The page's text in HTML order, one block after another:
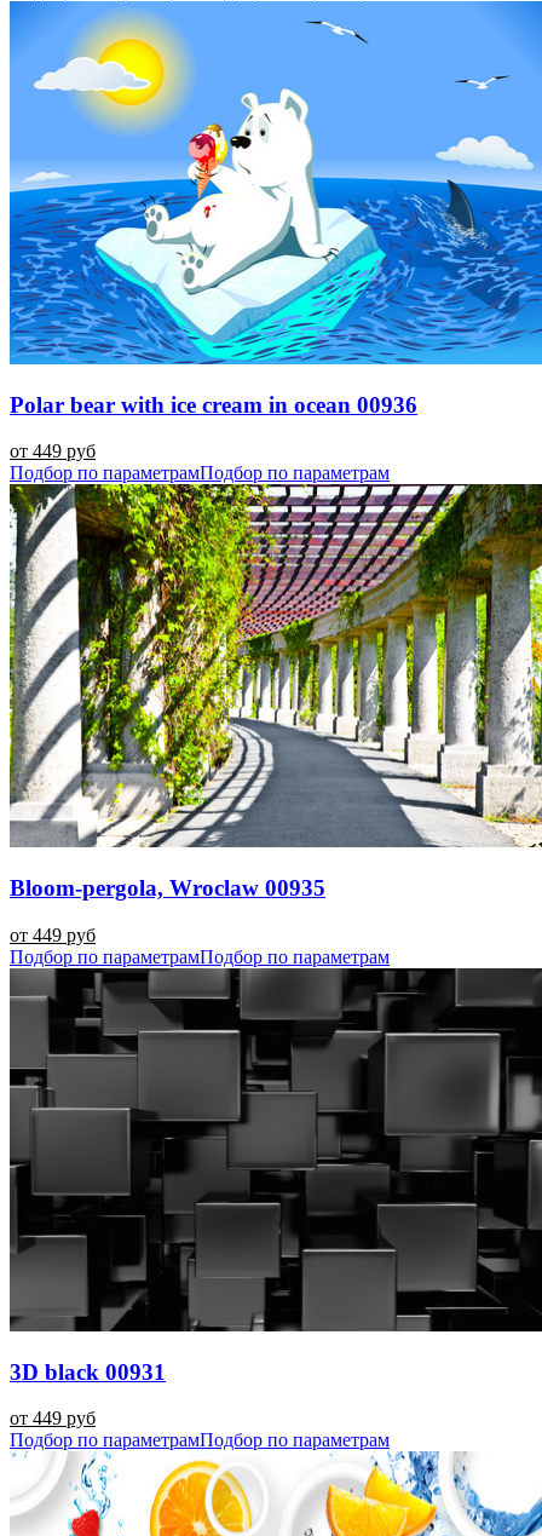
Polar bear with ice cream in ocean 00936
от 449 руб
Подбор по параметрамПодбор по параметрам
Bloom-pergola, Wroclaw 00935
от 449 руб
Подбор по параметрамПодбор по параметрам
3D black 00931
от 449 руб
Подбор по параметрамПодбор по параметрам